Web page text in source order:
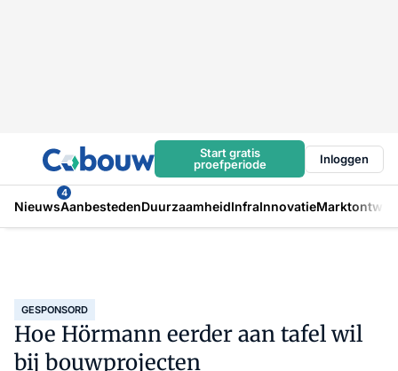
Start gratis
proefperiode
Inloggen
Nieuws
4
AanbestedenDuurzaamheidInfraInnovatie
GESPONSORD
Hoe Hörmann eerder aan tafel wil
bij bouwprojecten